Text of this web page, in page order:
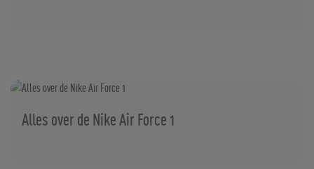
Alles over de Nike Air Force 1